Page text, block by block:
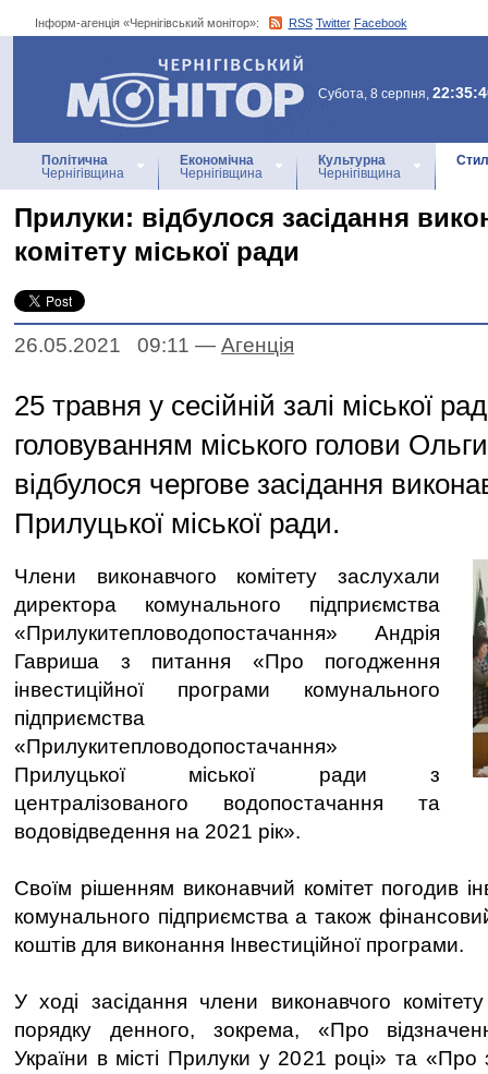
Інформ-агенція «Чернігівський монітор»: RSS Twitter Facebook
Інформ-агенція
«Чернігівський монітор»
Субота, 8 серпня,
Політична
Чернігівщина
Економічна
Чернігівщина
Культурна
Чернігівщина
Прилуки: відбулося засідання
комітету міської ради
26.05.2021 09:11 — Агенцiя
25 травня у сесійній залі міської
головуванням міського голови
відбулося чергове засідання
Прилуцької міської ради.
Члени виконавчого комітету заслухали
директора комунального підприємства
«Прилукитепловодопостачання» Андрія
Гавриша з питання «Про погодження
інвестиційної програми комунального
підприємства
«Прилукитепловодопостачання»
Прилуцької міської ради з
централізованого водопостачання та
водовідведення на 2021 рік».
Своїм рішенням виконавчий комітет погодив
комунального підприємства а також
коштів для виконання Інвестиційної програми.
У ході засідання члени виконавчого
порядку денного, зокрема, «Про
України в місті Прилуки у 2021 році» та